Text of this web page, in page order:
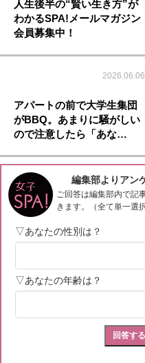
人生後半の“賢い生き方”が
わかるSPA!メールマガジン
会員募集中！
2026.06.06
アパートの前で大学生集団
がBBQ。あまりに騒がしい
ので注意したら「あな…